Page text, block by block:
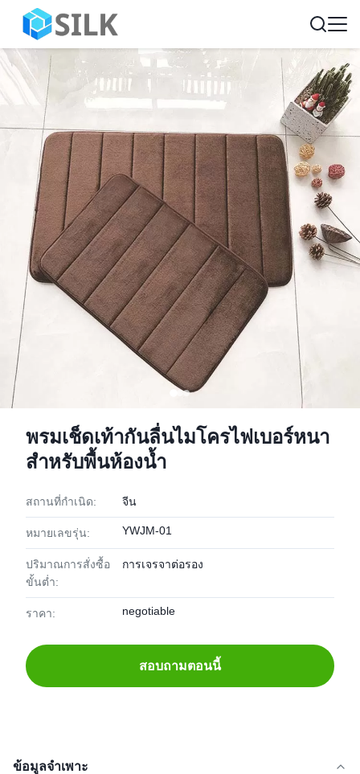
พรมเช็ดเท้ากันลื่นไมโครไฟเบอร์หนา
สำหรับพื้นห้องน้ำ
สถานที่กำเนิด: จีน
หมายเลขรุ่น: YWJM-01
ปริมาณการสั่งซื้อ
ขั้นต่ำ:
การเจรจาต่อรอง
ราคา: negotiable
สอบถามตอนนี้
ข้อมูลจำเพาะ